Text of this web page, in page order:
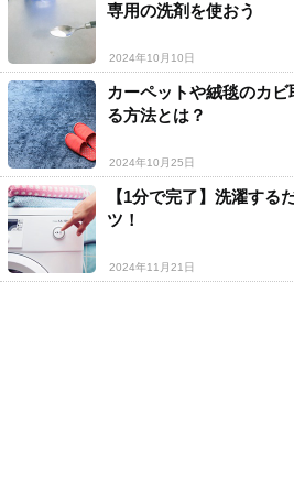
専用の洗剤を使おう
2024年10月10日
カーペットや絨毯のカ
る方法とは？
2024年10月25日
【1分で完了】洗濯する
ツ！
2024年11月21日